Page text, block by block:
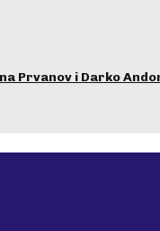
Prvanov i Darko